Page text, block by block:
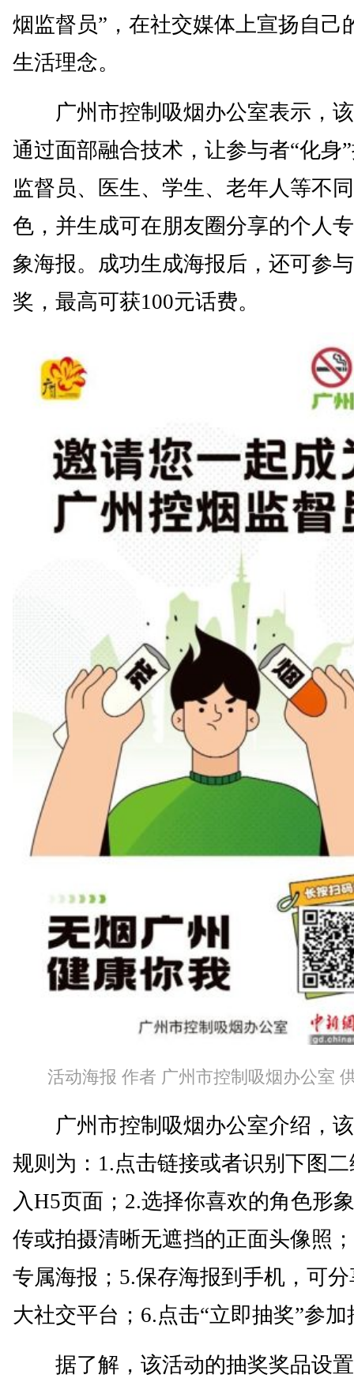
烟监督员”，在社交媒体上宣扬自己
生活理念。
广州市控制吸烟办公室表示，
通过面部融合技术，让参与者“化身
监督员、医生、学生、老年人等不
色，并生成可在朋友圈分享的个人
象海报。成功生成海报后，还可参
奖，最高可获100元话费。
活动海报 作者 广州市控制吸烟办公室
广州市控制吸烟办公室介绍，
规则为：1.点击链接或者识别下图
入H5页面；2.选择你喜欢的角色形
传或拍摄清晰无遮挡的正面头像照
专属海报；5.保存海报到手机，可
大社交平台；6.点击“立即抽奖”参加
据了解，该活动的抽奖奖品设